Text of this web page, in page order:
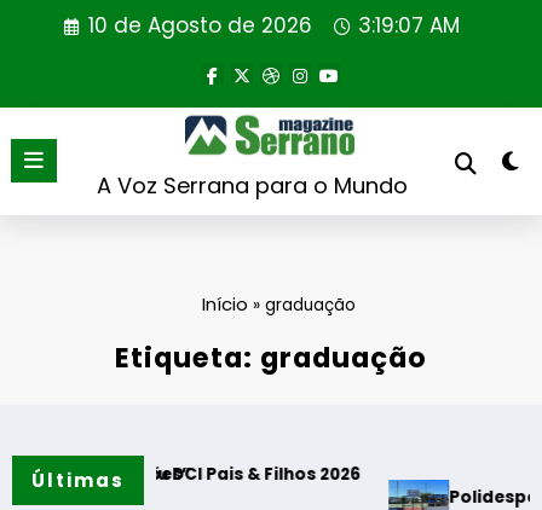
10 de Agosto de 2026 3:19:08 AM
A Voz Serrana para o Mundo
Início »graduação
Etiqueta: graduação
Últimas
lançou DCI Pais & Filhos 2026
Polidesportivo e